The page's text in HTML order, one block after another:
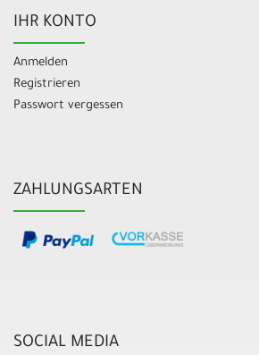
IHR KONTO
Anmelden
Registrieren
Passwort vergessen
ZAHLUNGSARTEN
SOCIAL MEDIA